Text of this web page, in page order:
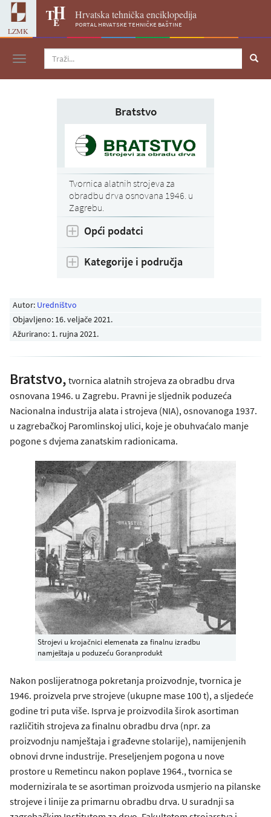
LZMK
Hrvatska tehnička enciklopedija
portal hrvatske tehničke baštine
Navigacija
Autor: Uredništvo
Objavljeno: 16. veljače 2021.
Ažurirano: 1. rujna 2021.
Bratstvo, tvornica alatnih strojeva za obradbu drva
osnovana 1946. u Zagrebu. Pravni je sljednik poduzeća
Nacionalna industrija alata i strojeva (NIA), osnovanoga 1937.
u zagrebačkoj Paromlinskoj ulici, koje je obuhvaćalo manje
pogone s dvjema zanatskim radionicama.
Strojevi u krojačnici elemenata za finalnu izradbu
namještaja u poduzeću Goranprodukt
Nakon poslijeratnoga pokretanja proizvodnje, tvornica je
1946. proizvela prve strojeve (ukupne mase 100 t), a sljedeće
godine tri puta više. Isprva je proizvodila širok asortiman
različitih strojeva za finalnu obradbu drva (npr. za
proizvodnju namještaja i građevne stolarije), namijenjenih
obnovi drvne industrije. Preseljenjem pogona u nove
prostore u Remetincu nakon poplave 1964., tvornica se
modernizirala te se asortiman proizvoda usmjerio na pilanske
strojeve i linije za primarnu obradbu drva. U suradnji sa
Bratstvo
Tvornica alatnih strojeva za
obradbu drva osnovana 1946. u
Zagrebu.
Opći podatci
Kategorije i područja